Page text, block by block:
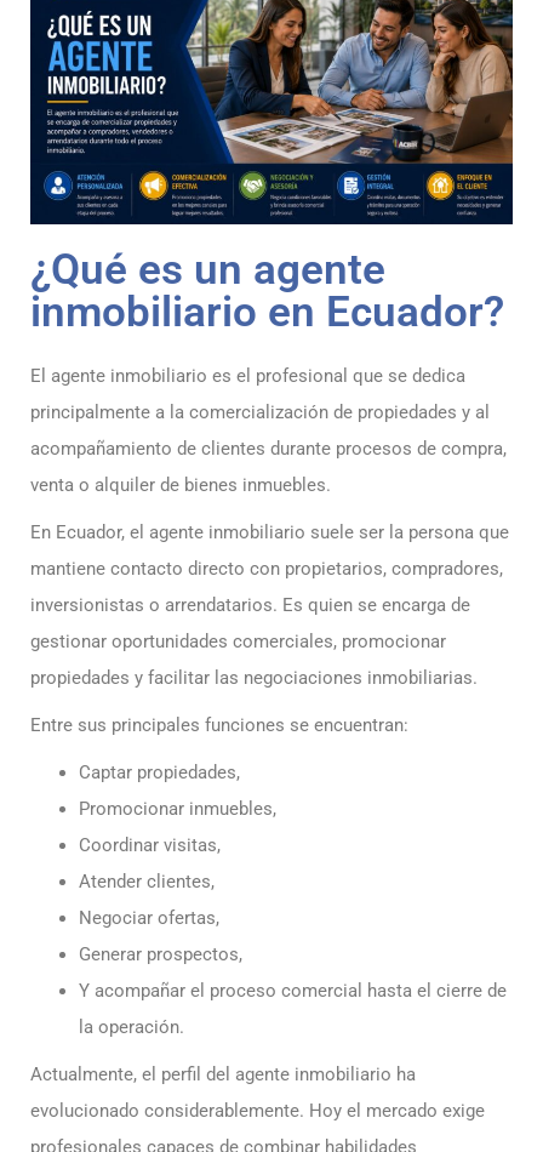
¿Qué es un agente
inmobiliario en Ecuador?
El agente inmobiliario es el profesional que se dedica
principalmente a la comercialización de propiedades y al
acompañamiento de clientes durante procesos de compra,
venta o alquiler de bienes inmuebles.
En Ecuador, el agente inmobiliario suele ser la persona que
mantiene contacto directo con propietarios, compradores,
inversionistas o arrendatarios. Es quien se encarga de
gestionar oportunidades comerciales, promocionar
propiedades y facilitar las negociaciones inmobiliarias.
Entre sus principales funciones se encuentran:
Captar propiedades,
Promocionar inmuebles,
Coordinar visitas,
Atender clientes,
Negociar ofertas,
Generar prospectos,
Y acompañar el proceso comercial hasta el cierre de
la operación.
Actualmente, el perfil del agente inmobiliario ha
evolucionado considerablemente. Hoy el mercado exige
profesionales capaces de combinar habilidades